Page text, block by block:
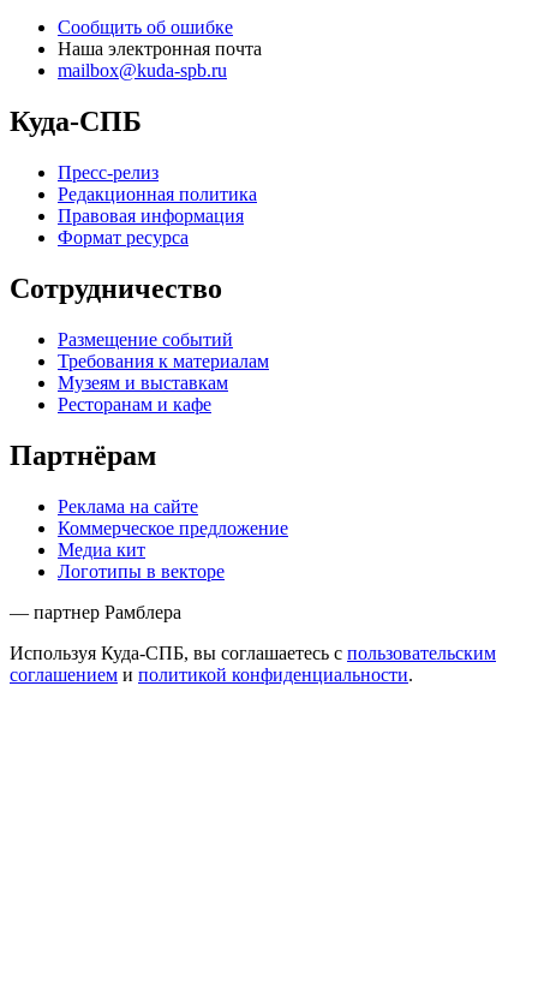
Сообщить об ошибке
Наша электронная почта
mailbox@kuda-spb.ru
Куда-СПБ
Пресс-релиз
Редакционная политика
Правовая информация
Формат ресурса
Сотрудничество
Размещение событий
Требования к материалам
Музеям и выставкам
Ресторанам и кафе
Партнёрам
Реклама на сайте
Коммерческое предложение
Медиа кит
Логотипы в векторе
— партнер Рамблера
Используя Куда-СПБ, вы соглашаетесь с пользовательским
соглашением и политикой конфиденциальности.